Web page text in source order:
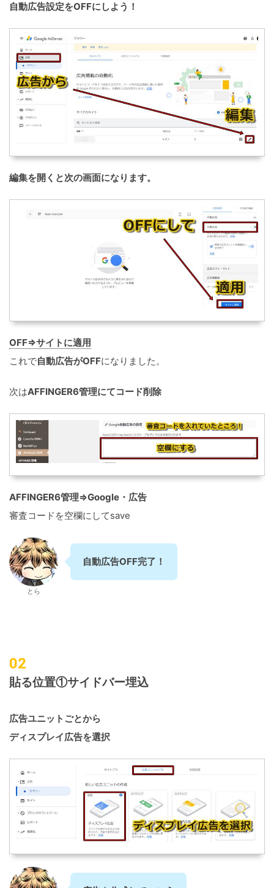
自動広告設定をOFFにしよう！
編集を開くと次の画面になります。
OFF⇒サイトに適用
これで自動広告がOFFになりました。
次はAFFINGER6管理にてコード削除
AFFINGER6管理⇒Google・広告
審査コードを空欄にしてsave
とら
自動広告OFF完了！
貼る位置①サイドバー埋込
広告ユニットごとから
ディスプレイ広告を選択